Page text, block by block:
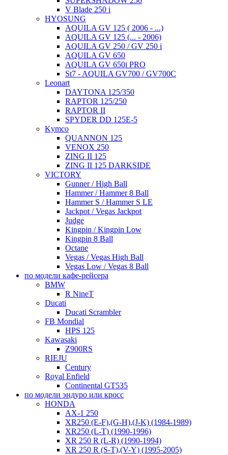
V Blade 250 i
HYOSUNG
AQUILA GV 125 ( 2006 - ...)
AQUILA GV 125 (... - 2006)
AQUILA GV 250 / GV 250 i
AQUILA GV 650
AQUILA GV 650i PRO
St7 - AQUILA GV700 / GV700C
Leonart
DAYTONA 125/350
RAPTOR 125/250
RAPTOR II
SPYDER DD 125E-5
Kymco
QUANNON 125
VENOX 250
ZING II 125
ZING II 125 DARKSIDE
VICTORY
Gunner / High Ball
Hammer / Hammer 8 Ball
Hammer S / Hammer S LE
Jackpot / Vegas Jackpot
Judge
Kingpin / Kingpin Low
Kingpin 8 Ball
Octane
Vegas / Vegas High Ball
Vegas Low / Vegas 8 Ball
по модели кафе-рейсера
BMW
R NineT
Ducati
Ducati Scrambler
FB Mondial
HPS 125
Kawasaki
Z900RS
RIEJU
Century
Royal Enfield
Continental GT535
по модели эндуро или кросс
HONDA
AX-1 250
XR250 (E-F),(G-H),(J-K) (1984-1989)
XR250 (L-T) (1990-1996)
XR 250 R (L-R) (1990-1994)
XR 250 R (S-T),(V-Y) (1995-2005)